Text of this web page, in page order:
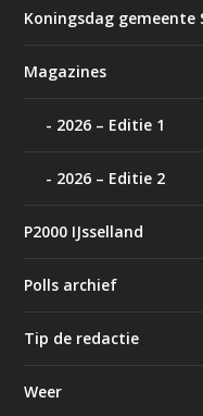
Koningsdag gemeente
Magazines
2026 – Editie 1
2026 – Editie 2
P2000 IJsselland
Polls archief
Tip de redactie
Weer